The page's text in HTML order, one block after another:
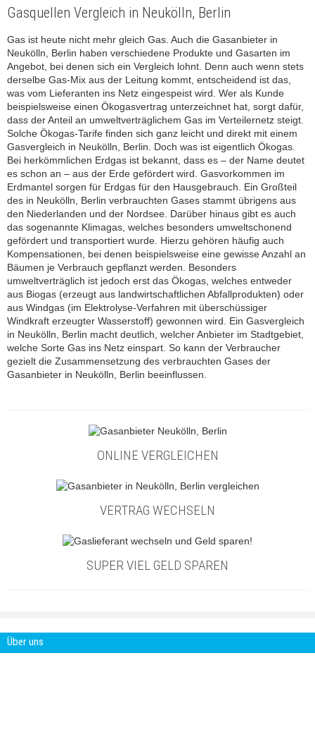
Gasquellen Vergleich in Neukölln, Berlin
Gas ist heute nicht mehr gleich Gas. Auch die Gasanbieter in
Neukölln, Berlin haben verschiedene Produkte und Gasarten im
Angebot, bei denen sich ein Vergleich lohnt. Denn auch wenn stets
derselbe Gas-Mix aus der Leitung kommt, entscheidend ist das,
was vom Lieferanten ins Netz eingespeist wird. Wer als Kunde
beispielsweise einen Ökogasvertrag unterzeichnet hat, sorgt dafür,
dass der Anteil an umweltverträglichem Gas im Verteilernetz steigt.
Solche Ökogas-Tarife finden sich ganz leicht und direkt mit einem
Gasvergleich in Neukölln, Berlin. Doch was ist eigentlich Ökogas.
Bei herkömmlichen Erdgas ist bekannt, dass es – der Name deutet
es schon an – aus der Erde gefördert wird. Gasvorkommen im
Erdmantel sorgen für Erdgas für den Hausgebrauch. Ein Großteil
des in Neukölln, Berlin verbrauchten Gases stammt übrigens aus
den Niederlanden und der Nordsee. Darüber hinaus gibt es auch
das sogenannte Klimagas, welches besonders umweltschonend
gefördert und transportiert wurde. Hierzu gehören häufig auch
Kompensationen, bei denen beispielsweise eine gewisse Anzahl an
Bäumen je Verbrauch gepflanzt werden. Besonders
umweltverträglich ist jedoch erst das Ökogas, welches entweder
aus Biogas (erzeugt aus landwirtschaftlichen Abfallprodukten) oder
aus Windgas (im Elektrolyse-Verfahren mit überschüssiger
Windkraft erzeugter Wasserstoff) gewonnen wird. Ein Gasvergleich
in Neukölln, Berlin macht deutlich, welcher Anbieter im Stadtgebiet,
welche Sorte Gas ins Netz einspart. So kann der Verbraucher
gezielt die Zusammensetzung des verbrauchten Gases der
Gasanbieter in Neukölln, Berlin beeinflussen.
ONLINE VERGLEICHEN
VERTRAG WECHSELN
SUPER VIEL GELD SPAREN
Über uns